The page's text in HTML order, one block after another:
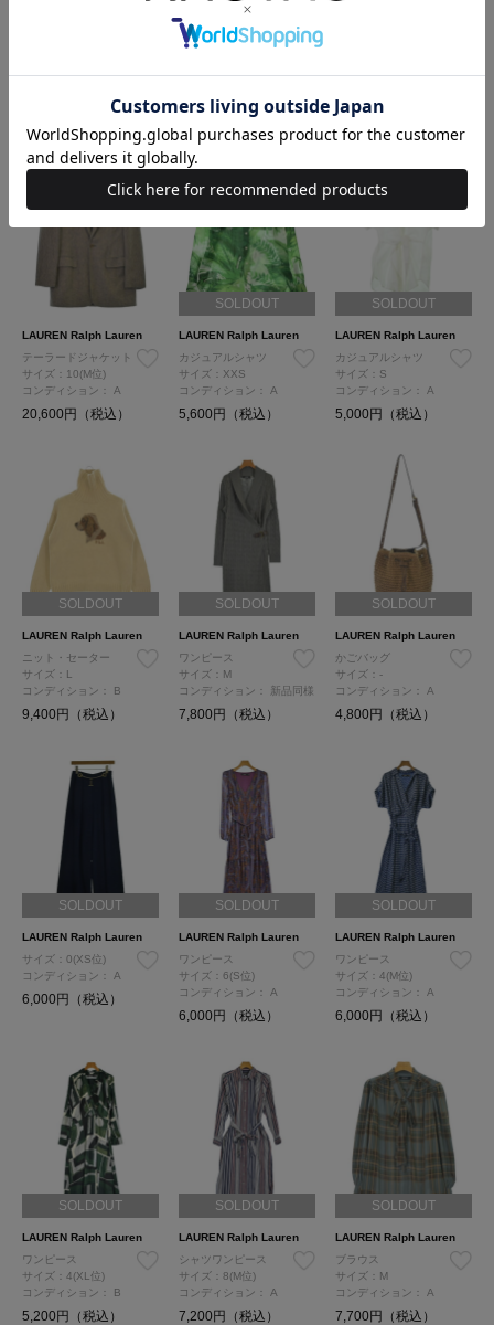
サイズ：M
7,000円（税込）
LAUREN Ralph Lauren
コンディション：A
5,800円（税込）
サイズ：50(L位)
6,400円（税込）
LAUREN Ralph Lauren
テーラードジャケット
サイズ：10(M位)
コンディション： A
20,600円（税込）
SOLDOUT
LAUREN Ralph Lauren
カジュアルシャツ
サイズ：XXS
コンディション：
A
5,600円（税込）
SOLDOUT
LAUREN Ralph Lauren
カジュアルシャツ
サイズ：S
コンディション：
A
5,000円（税込）
SOLDOUT
LAUREN Ralph Lauren
ニット・セーター
サイズ：L
コンディション： B
9,400円（税込）
SOLDOUT
LAUREN Ralph Lauren
ワンピース
サイズ：M
コンディション：
新品同様
7,800円（税込）
SOLDOUT
LAUREN Ralph Lauren
かごバッグ
サイズ：-
コンディション：
A
4,800円（税込）
SOLDOUT
LAUREN Ralph Lauren
サイズ：0(XS位)
コンディション： A
6,000円（税込）
SOLDOUT
LAUREN Ralph Lauren
ワンピース
サイズ：6(S位)
コンディション：
A
6,000円（税込）
SOLDOUT
LAUREN Ralph Lauren
ワンピース
サイズ：4(M位)
コンディション：
A
6,000円（税込）
SOLDOUT
LAUREN Ralph Lauren
ワンピース
サイズ：4(XL位)
コンディション： B
5,200円（税込）
SOLDOUT
LAUREN Ralph Lauren
シャツワンピース
サイズ：8(M位)
コンディション：
A
7,200円（税込）
SOLDOUT
LAUREN Ralph Lauren
ブラウス
サイズ：M
コンディション：
A
7,700円（税込）